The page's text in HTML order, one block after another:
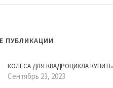
ПУБЛИКАЦИИ
КОЛЕСА ДЛЯ КВАДРОЦИКЛА КУПИТЬ
Сентябрь 23, 2023